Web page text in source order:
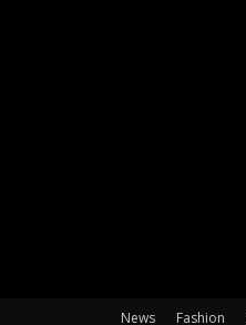
News Fashion